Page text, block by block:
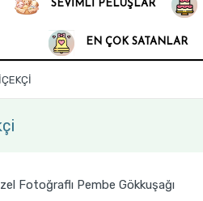
SEVIMLI PELUŞLAR
EN ÇOK SATANLAR
Fotoğraflı Pembe Gökkuşağı